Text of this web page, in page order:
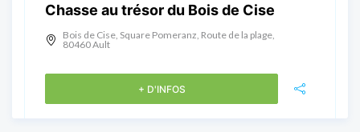
Chasse au trésor du Bois de Cise
Bois de Cise, Square Pomeranz, Route de la plage,
80460 Ault
+ D'INFOS